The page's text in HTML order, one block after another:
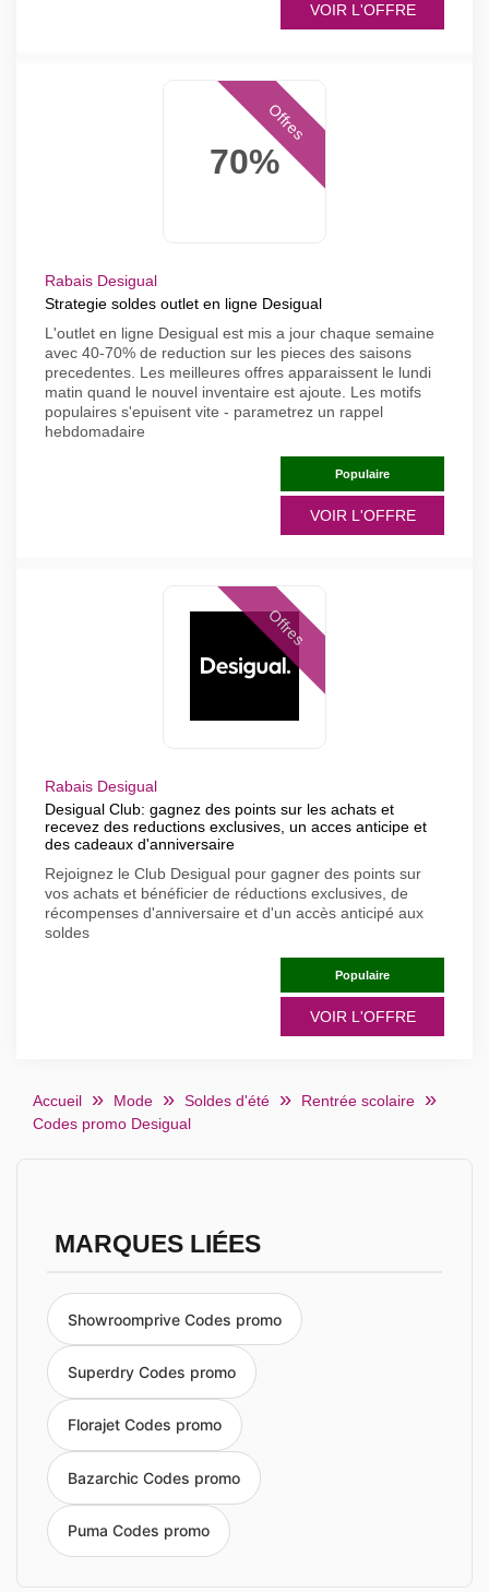
VOIR L'OFFRE
70%
Offres
Rabais Desigual
Strategie soldes outlet en ligne Desigual
L'outlet en ligne Desigual est mis a jour chaque semaine
avec 40-70% de reduction sur les pieces des saisons
precedentes. Les meilleures offres apparaissent le lundi
matin quand le nouvel inventaire est ajoute. Les motifs
populaires s'epuisent vite - parametrez un rappel
hebdomadaire
Populaire
VOIR L'OFFRE
Offres
Rabais Desigual
Desigual Club: gagnez des points sur les achats et
recevez des reductions exclusives, un acces anticipe et
des cadeaux d'anniversaire
Rejoignez le Club Desigual pour gagner des points sur
vos achats et bénéficier de réductions exclusives, de
récompenses d'anniversaire et d'un accès anticipé aux
soldes
Populaire
VOIR L'OFFRE
Accueil Mode Soldes d'été
Rentrée scolaire
Codes promo Desigual
MARQUES LIÉES
Showroomprive Codes promo
Superdry Codes promo
Florajet Codes promo
Bazarchic Codes promo
Puma Codes promo